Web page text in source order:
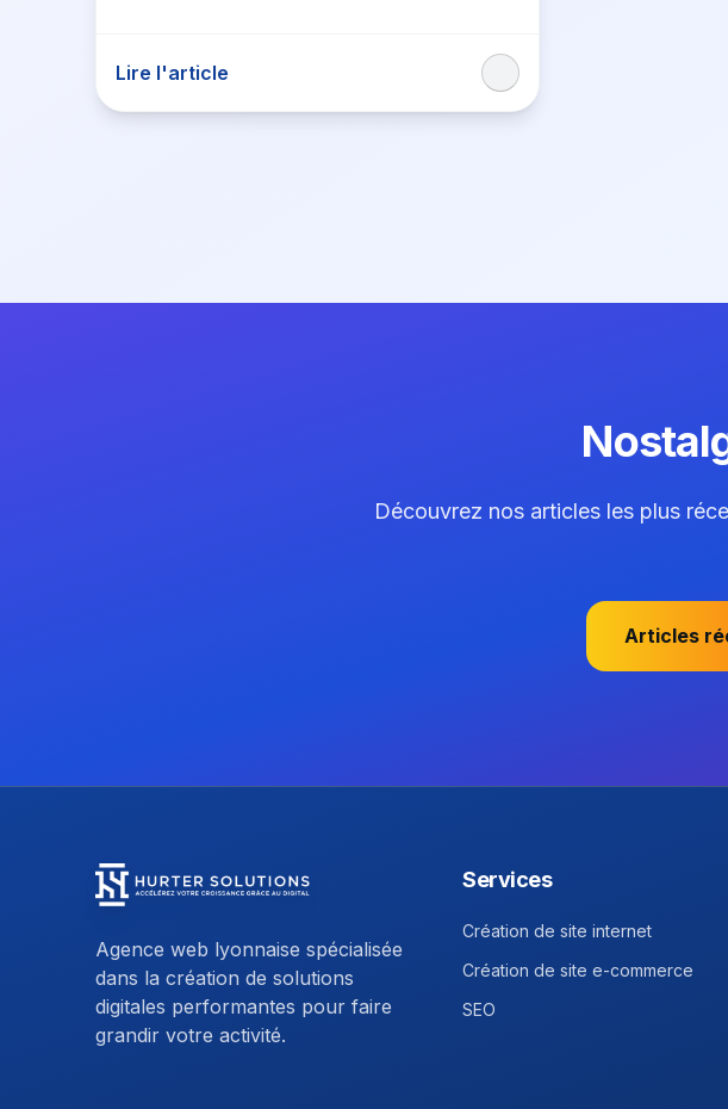
Lire l'article
Découvrez nos articles les plus
Articles
Agence web lyonnaise spécialisée
dans la création de solutions
digitales performantes pour faire
grandir votre activité.
Services
Création de site internet
Création de site e-commerce
SEO